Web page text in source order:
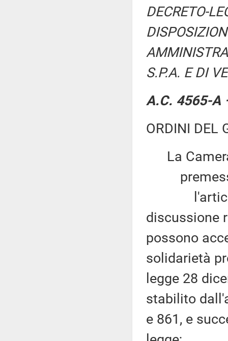
DECRETO-
S.P.A. E DI
A.C. 4565-A
ORDINI DEL
La
l'articolo
discussione
possono
solidarietà
legge 28
stabilito
e 861, e